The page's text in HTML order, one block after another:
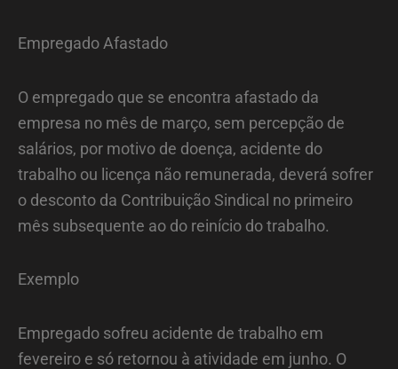
Empregado Afastado
O empregado que se encontra afastado da
empresa no mês de março, sem percepção de
salários, por motivo de doença, acidente do
trabalho ou licença não remunerada, deverá sofrer
o desconto da Contribuição Sindical no primeiro
mês subsequente ao do reinício do trabalho.
Exemplo
Empregado sofreu acidente de trabalho em
fevereiro e só retornou à atividade em junho. O